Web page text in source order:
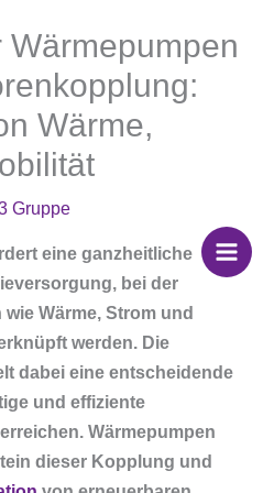
Wärme,
Gruppe
eine ganzheitliche
bei der
Wärme, Strom und
werden. Die
dabei eine entscheidende
und effiziente
Wärmepumpen
dieser Kopplung und